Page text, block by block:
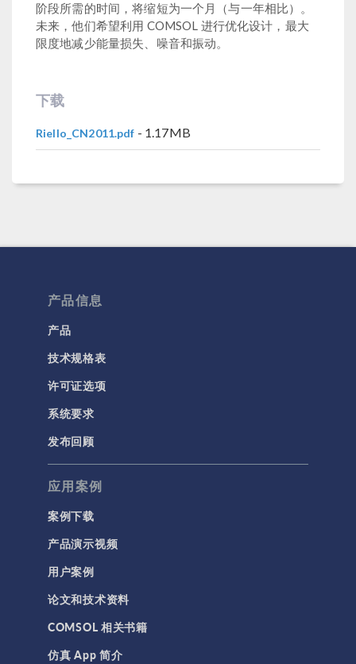
阶段所需的时间，将缩短为一个月（与一年相比）。
未来，他们希望利用 COMSOL 进行优化设计，最大
限度地减少能量损失、噪音和振动。
下载
Riello_CN2011.pdf - 1.17MB
产品信息
产品
技术规格表
许可证选项
系统要求
发布回顾
应用案例
案例下载
产品演示视频
用户案例
论文和技术资料
COMSOL 相关书籍
仿真 App 简介